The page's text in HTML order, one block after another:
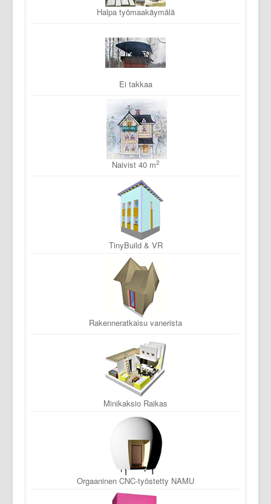
Halpa työmaakäymälä
Ei takkaa
Naivist 40 m2
TinyBuild & VR
Rakenneratkaisu vanerista
Minikaksio Raikas
Orgaaninen CNC-työstetty NAMU